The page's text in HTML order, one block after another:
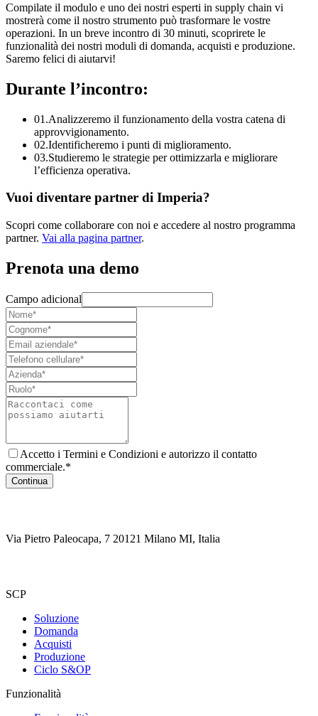
Compilate il modulo e uno dei nostri esperti in supply chain vi
mostrerà come il nostro strumento può trasformare le vostre
operazioni. In un breve incontro di 30 minuti, scoprirete le
funzionalità dei nostri moduli di domanda, acquisti e produzione.
Saremo felici di aiutarvi!
Durante l’incontro:
01.Analizzeremo il funzionamento della vostra catena di
approvvigionamento.
02.Identificheremo i punti di miglioramento.
03.Studieremo le strategie per ottimizzarla e migliorare
l’efficienza operativa.
Vuoi diventare partner di Imperia?
Scopri come collaborare con noi e accedere al nostro programma
partner. Vai alla pagina partner.
Prenota una demo
Campo adicional
Accetto i Termini e Condizioni e autorizzo il contatto
commerciale.*
Continua
Via Pietro Paleocapa, 7 20121 Milano MI, Italia
SCP
Soluzione
Domanda
Acquisti
Produzione
Ciclo S&OP
Funzionalità